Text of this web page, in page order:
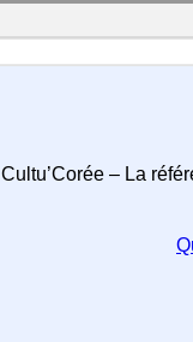
Cultu’Corée – La